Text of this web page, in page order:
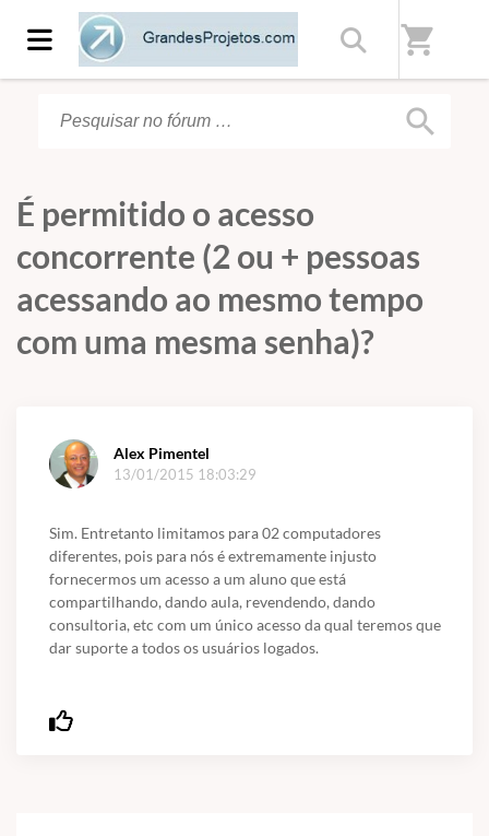
shopping_cart
search
É permitido o acesso
concorrente (2 ou + pessoas
acessando ao mesmo tempo
com uma mesma senha)?
Alex Pimentel
13/01/2015 18:03:29
Sim. Entretanto limitamos para 02 computadores
diferentes, pois para nós é extremamente injusto
fornecermos um acesso a um aluno que está
compartilhando, dando aula, revendendo, dando
consultoria, etc com um único acesso da qual teremos que
dar suporte a todos os usuários logados.